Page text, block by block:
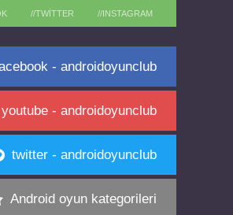
//TWITTER //INSTAGRAM
- androidoyunclub
youtube - androidoyunclub
twitter - androidoyunclub
Android oyun kategorileri